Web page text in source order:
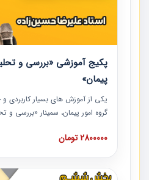
پکیج آموزشی «بررسی و
پیمان»
یکی از آموزش‏‏‏‏‏‏ های بسیار کاربردی
گروه امور پیمان، سمینار «بررسی و
است که در دانشگاه صنعتی شریف
نکات کلیدی مربوط به اسناد و مدارک
پیمان به همراه تجربیات عملی
2800000 تومان